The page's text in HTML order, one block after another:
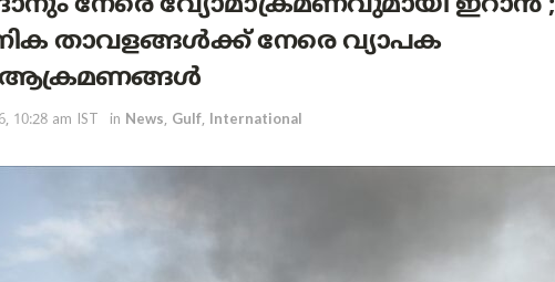
നേരെ വ്യോമാക്രമണവുമായി ഇറാൻ ;
താവളങ്ങൾക്ക് നേരെ വ്യാപക
10:28 am IST in News, Gulf, International